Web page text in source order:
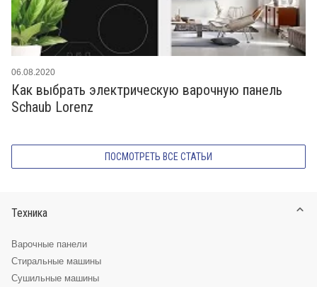
ПОСМОТРЕТЬ ВСЕ СТАТЬИ
Как выбрать электрическую варочную панель
Schaub Lorenz
06.08.2020
Техника
Варочные панели
Стиральные машины
Сушильные машины